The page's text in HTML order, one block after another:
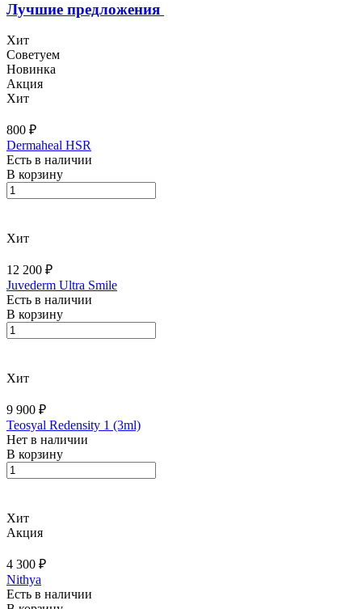
Лучшие предложения
Хит
Советуем
Новинка
Акция
Хит
800 ₽
Dermaheal HSR
Есть в наличии
В корзину
Хит
12 200 ₽
Juvederm Ultra Smile
Есть в наличии
В корзину
Хит
9 900 ₽
Teosyal Redensity 1 (3ml)
Нет в наличии
В корзину
Хит
Акция
4 300 ₽
Nithya
Есть в наличии